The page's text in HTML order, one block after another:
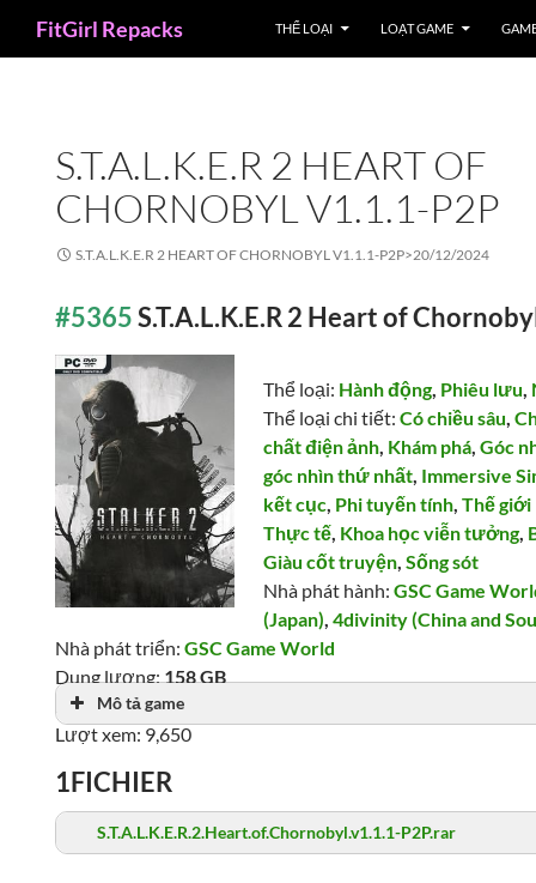
FitGirl Repacks THỂ LOẠI LOẠT GAME
S.T.A.L.K.E.R 2 HEART OF
CHORNOBYL V1.1.1-P2P
S.T.A.L.K.E.R 2 HEART OF CHORNOBYL V1.1.1-P2P>20/12/2024
#5365S.T.A.L.K.E.R 2 Heart of
Thể loại: Hành động, Phiêu lưu,
Thể loại chi tiết:Có chiều sâu,
chất điện ảnh, Khám phá,Góc
góc nhìn thứ nhất, Immersive
kết cục, Phi tuyến tính,Thế giới
Thực tế, Khoa học viễn tưởng,
Giàu cốt truyện,Sống sót
Nhà phát hành:GSC Game
(Japan),4divinity (China and
Nhà phát triển:GSC Game World
Dung lượng:158 GB
Ngày phát hành: 20/11/2024
Lượt xem: 9,650
Mô tả game
1FICHIER
S.T.A.L.K.E.R.2.Heart.of.Chornobyl.v1.1.1-P2P.rar